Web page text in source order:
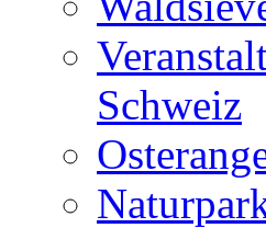
Schweiz